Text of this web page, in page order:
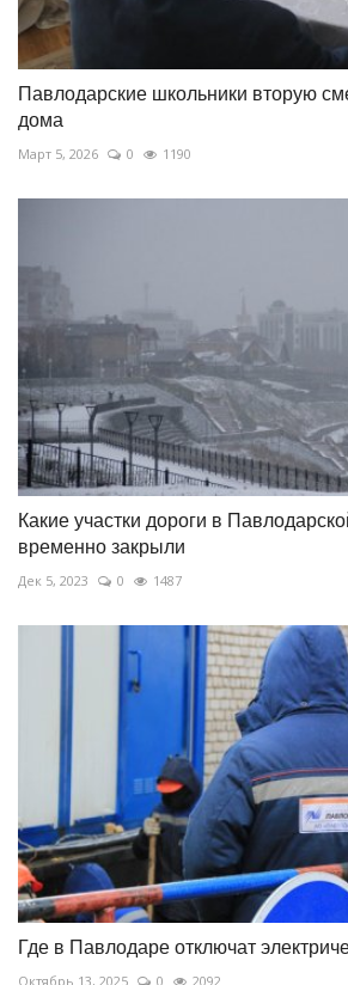
Павлодарские школьники вторую
дома
Март 5, 2026 0 1190
Какие участки дороги в
временно закрыли
Дек 5, 2023 0 1487
Где в Павлодаре отключат
Октябрь 13, 2025 0 2092